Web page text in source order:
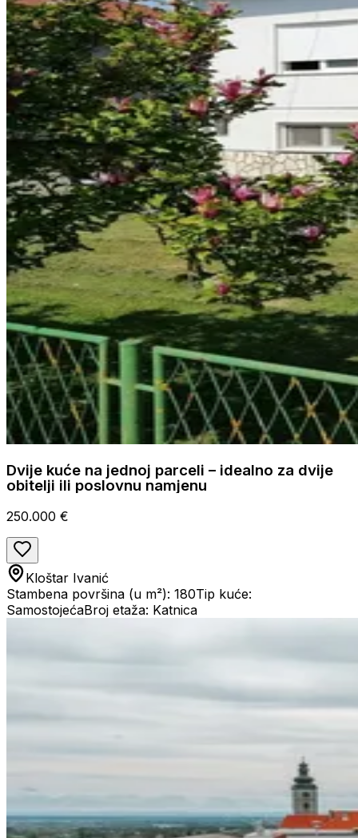
Dvije kuće na jednoj parceli – idealno za dvije
obitelji ili poslovnu namjenu
250.000 €
Kloštar Ivanić
Stambena površina (u m²): 180Tip kuće:
SamostojećaBroj etaža: Katnica